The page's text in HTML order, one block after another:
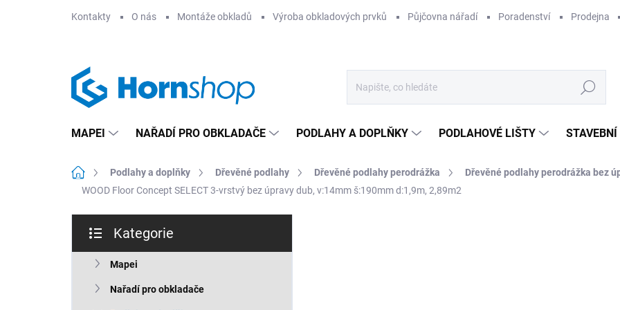
Kontakty O nás Montáže obkladů Výroba obkladových prvků Půjčovna nářadí Poradenství Prodejna
Hledat
MAPEI NAŘADÍ PRO OBKLADAČE PODLAHY A DOPLŇKY PODLAHOVÉ LIŠTY
Domů Podlahy a doplňky Dřevěné podlahy Dřevěné podlahy perodrážka
Dřevěné podlahy perodrážka bez
WOOD Floor Concept SELECT 3-vrstvý bez úpravy dub, v:14mm š:190mm d:1,9m, 2,89m2
s
kategorie
Kategorie
Mapei
Nařadí pro obkladače